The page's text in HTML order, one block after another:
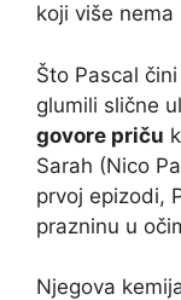
koji više nema
Što Pascal
glumili slične
govore priču
Sarah (Nico
prvoj epizodi,
prazninu u
Njegova